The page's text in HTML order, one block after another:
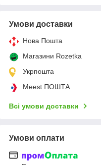
Умови доставки
Нова Пошта
Магазини Rozetka
Укрпошта
Meest ПОШТА
Всі умови доставки
Умови оплати